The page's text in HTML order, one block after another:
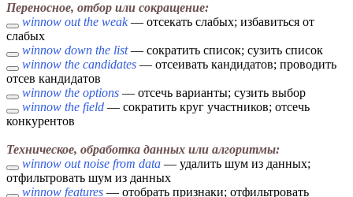
Переносное, отбор или сокращение:
winnow out the weak— отсекать слабых; избавиться от
слабых
winnow down the list— сократить список; сузить список
winnow the candidates — отсеивать кандидатов; проводить
отсев кандидатов
winnow the options — отсечь варианты; сузить выбор
winnow the field — сократить круг участников; отсечь
конкурентов
Техническое, обработка данных или алгоритмы:
winnow out noise from data — удалить шум из данных;
отфильтровать шум из данных
winnow features — отобрать признаки; отфильтровать